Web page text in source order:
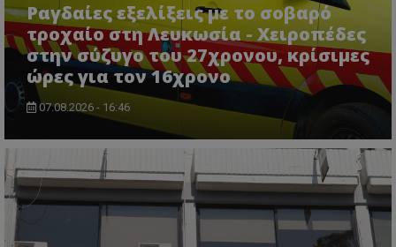
Ραγδαίες εξελίξεις με το σοβαρό
τροχαίο στη Λευκωσία - Χειροπέδες
στην σύζυγο του 27χρονου, κρίσιμες
ώρες για τον 16χρονο
07.08.2026 - 16:46
ASP.NET_SessionId